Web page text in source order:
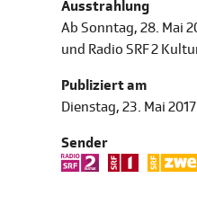
Ausstrahlung
Ab Sonntag, 28. Mai
und Radio SRF 2
Publiziert am
Dienstag, 23. Mai 2017
Sender